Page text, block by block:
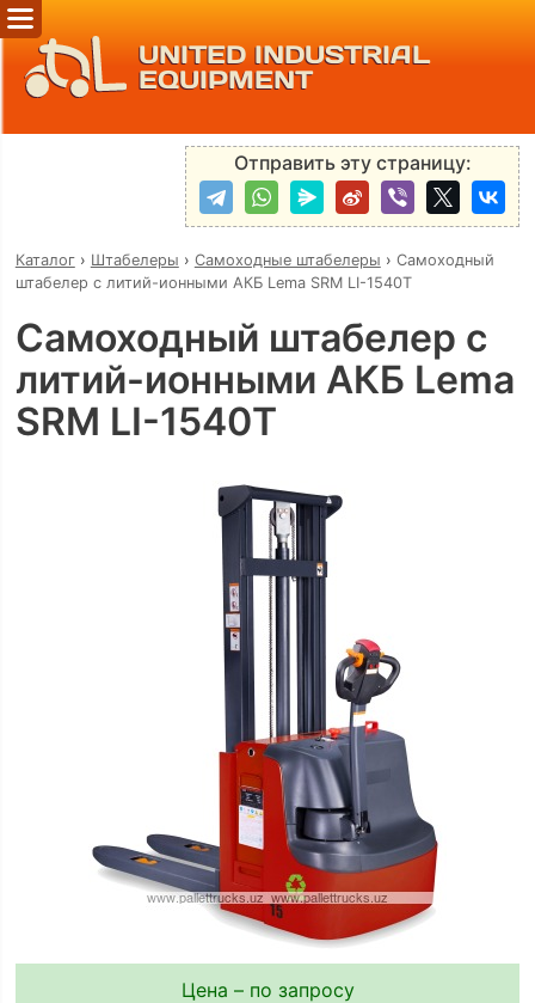
UNITED INDUSTRIAL
EQUIPMENT
Отправить эту страницу:
Каталог› Штабелеры › Самоходные штабелеры › Самоходный
штабелер с литий-ионными АКБ Lema SRM LI-1540Т
Самоходный штабелер с
литий-ионными АКБ Lema
SRM LI-1540Т
Цена – по запросу